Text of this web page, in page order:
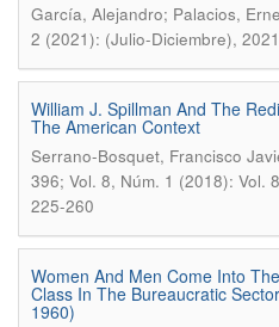
García, Alejandro; Palacios,
2 (2021): (Julio-Diciembre),
William J. Spillman And The
The American Context
Serrano-Bosquet, Francisco
396; Vol. 8, Núm. 1 (2018): Vol.
225-260
Women And Men Come Into
Class In The Bureaucratic
1960)